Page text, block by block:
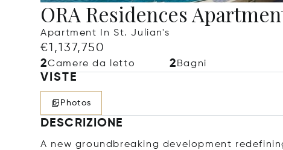
ORA Residences
Apartment In St. Julian's
€1,137,750
2Camere da letto 2 Bagni
VISTE
Photos
DESCRIZIONE
A new groundbreaking development